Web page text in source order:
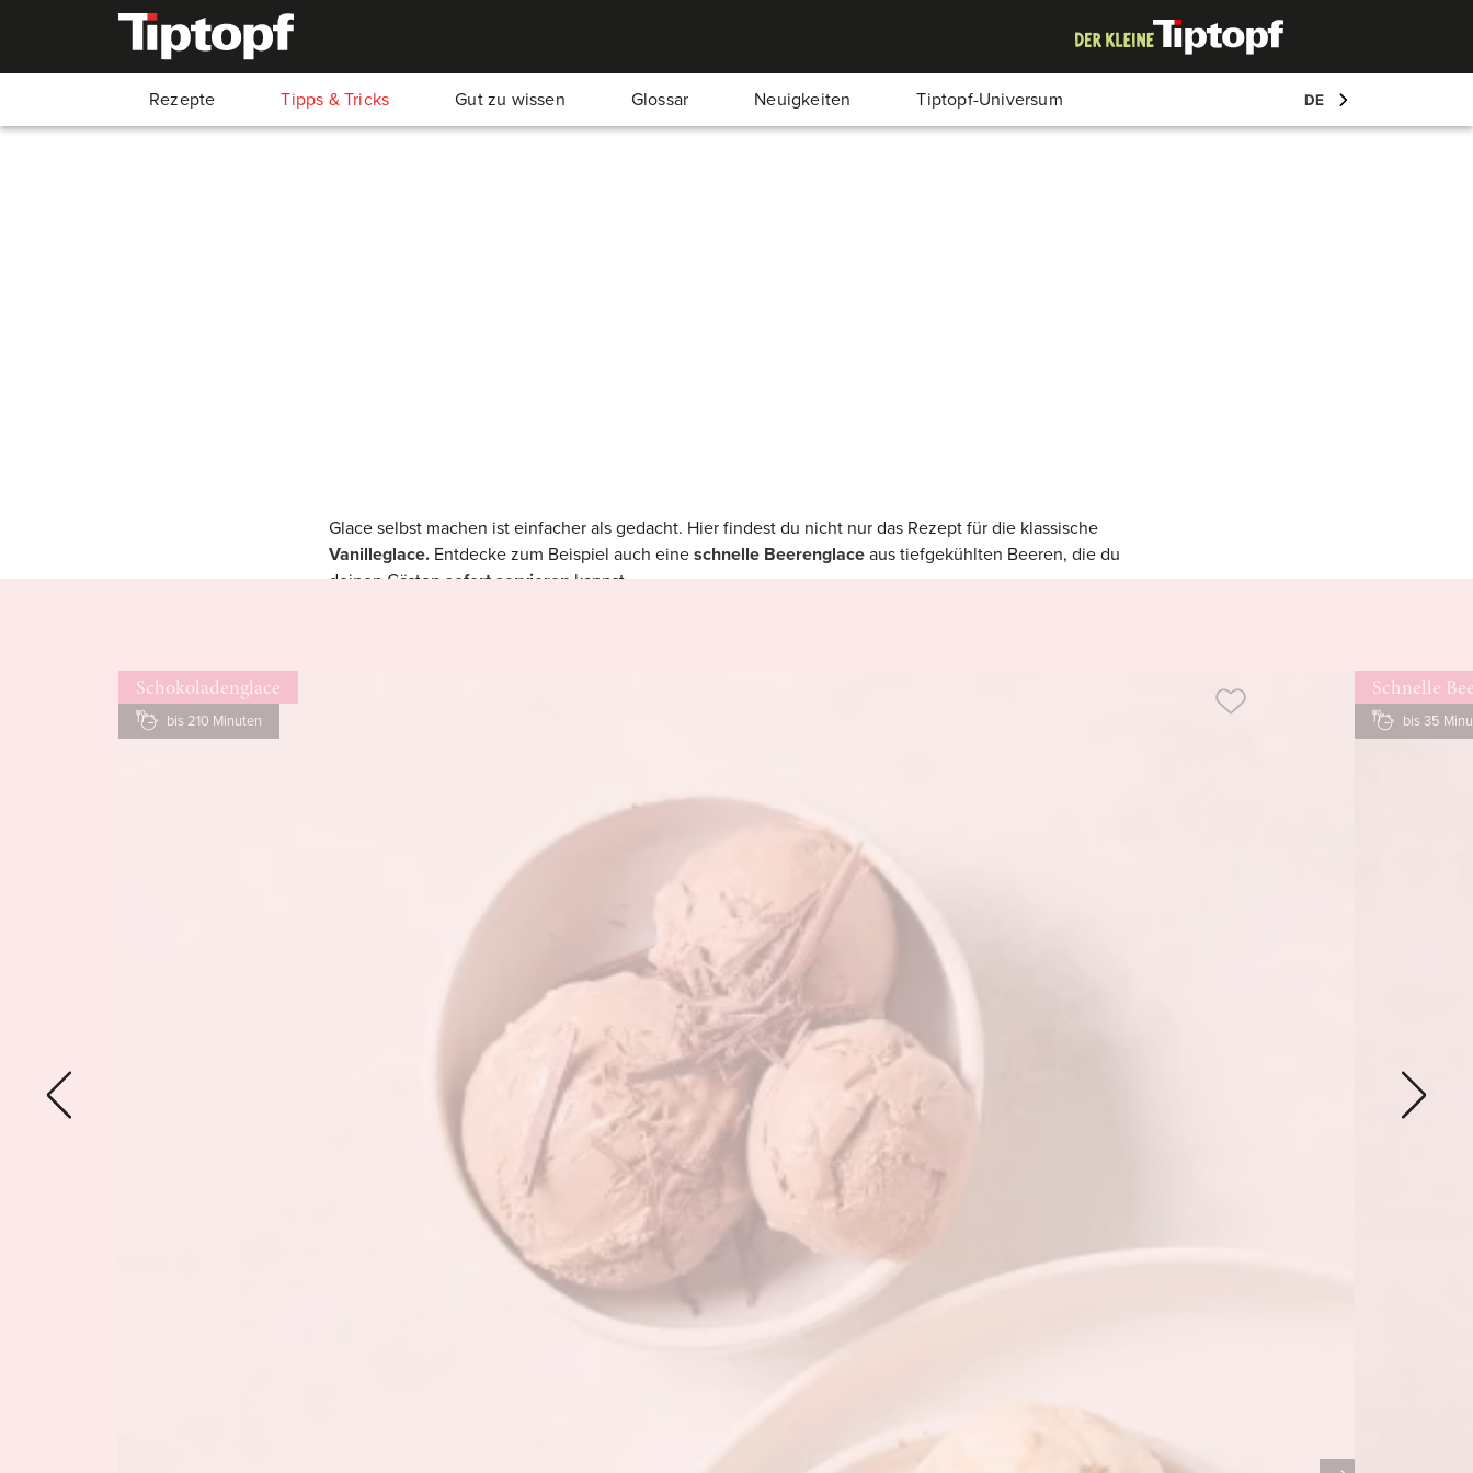
Mein Account
Log-in
Rezepte Tipps & Tricks Gut zu wissen Glossar Neuigkeiten Tiptopf-Universum DE
Glace selbst machen ist einfacher als gedacht. Hier findest du nicht nur das Rezept für die klassische
Vanilleglace. Entdecke zum Beispiel auch eine schnelle Beerenglace aus tiefgekühlten Beeren, die du
deinen Gästen sofort servieren kannst.
Schokoladenglace
bis 210 Minuten
Schnelle
bis 35